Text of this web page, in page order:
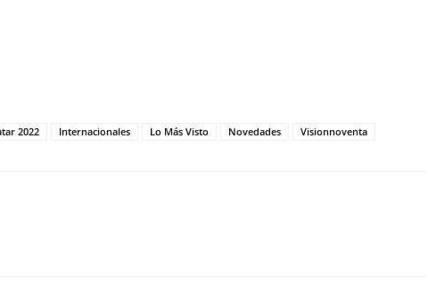
2022 Internacionales Lo Más Visto Novedades Visionnoventa